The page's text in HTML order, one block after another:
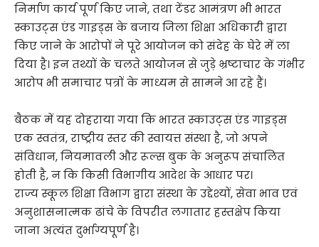
निर्माण कार्य पूर्ण किए जाने, तथा टेंडर आमंत्रण भी भारत
स्काउट्स एंड गाइड्स के बजाय जिला शिक्षा अधिकारी द्वारा
किए जाने के आरोपों ने पूरे आयोजन को संदेह के घेरे में ला
दिया है। इन तथ्यों के चलते आयोजन से जुड़े भ्रष्टाचार के गंभीर
आरोप भी समाचार पत्रों के माध्यम से सामने आ रहे हैं।
बैठक में यह दोहराया गया कि भारत स्काउट्स एंड गाइड्स
एक स्वतंत्र, राष्ट्रीय स्तर की स्वायत्त संस्था है, जो अपने
संविधान, नियमावली और रूल्स बुक के अनुरूप संचालित
होती है, न कि किसी विभागीय आदेश के आधार पर।
राज्य स्कूल शिक्षा विभाग द्वारा संस्था के उद्देश्यों, सेवा भाव एवं
अनुशासनात्मक ढांचे के विपरीत लगातार हस्तक्षेप किया
जाना अत्यंत दुर्भाग्यपूर्ण है।